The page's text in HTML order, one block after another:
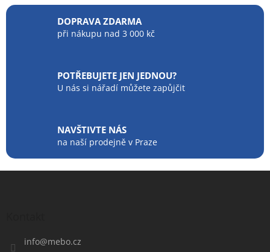
c
í
k
y
i
s
u
v
á
n
í
DOPRAVA ZDARMA
při nákupu nad 3 000 kč
POTŘEBUJETE JEN JEDNOU?
U nás si nářadí můžete zapůjčit
NAVŠTIVTE NÁS
na naší prodejně v Praze
Z
info@mebo.cz